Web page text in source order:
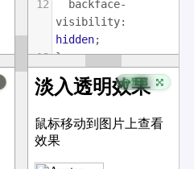
12
backface-
visibility
hidden;
13 }
14
15 .middle {
ease;
17
18
position
预览